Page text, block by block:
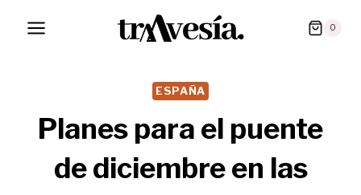
0
ESPAÑA
Planes para el puente
de diciembre en las